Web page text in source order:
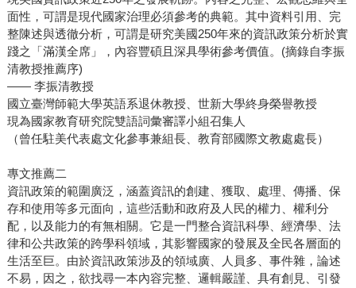
面性，可謂是現代國家治理必須參考的典範。其中資料引用、完
整陳述與透徹分析，可謂是研究美國250年來的資訊政策分析於實
踐之「滿漢全席」，內容豐碩且深具學術參考價值。(摘錄自李振
清教授推薦序)
—— 李振清教授
國立臺灣師範大學英語系退休教授、世新大學終身榮譽教授
現為國家教育研究院雙語詞彙審譯小組召集人
（曾任駐美代表處文化參事兼組長、教育部國際文教處處長）
專文推薦二
資訊政策的範圍廣泛，涵蓋資訊的創建、獲取、處理、傳播、保
存和使用等多元面向，這些活動和政府及人民的權力、權利分
配，以及能力的有無相關。它是一門整合資訊科學、經濟學、法
律和公共政策的跨學科領域，其影響國家的發展及全民各層面的
生活至巨。由於資訊政策涉及的領域廣、人員多、事件雜，論述
不易，因之，欲找尋一本內容完整、邏輯嚴謹、具有創見、引發